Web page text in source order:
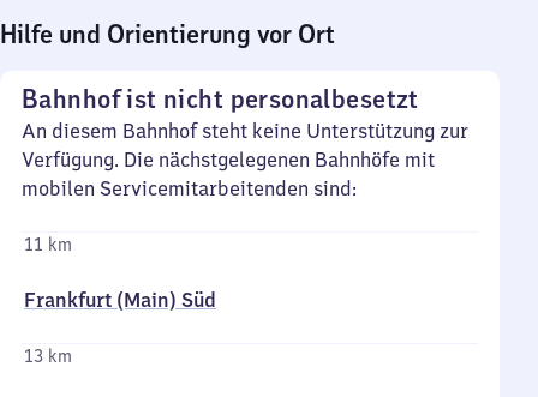
Hilfe und Orientierung vor Ort
Bahnhof ist nicht personalbesetzt
An diesem Bahnhof steht keine Unterstützung zur
Verfügung. Die nächstgelegenen Bahnhöfe mit
mobilen Servicemitarbeitenden sind:
11 km
Frankfurt (Main) Süd
13 km